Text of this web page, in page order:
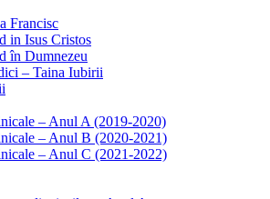
Francisc
in Isus Cristos
în Dumnezeu
– Taina Iubirii
– Anul A (2019-2020)
– Anul B (2020-2021)
– Anul C (2021-2022)